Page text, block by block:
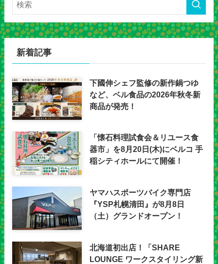
新着記事
下國伸シェフ監修の新作鍋つゆ
など、ベル食品の2026年秋冬新
商品が発売！
「懐石料理試食会＆リユース食
器市」を8月20日(木)にベルコ 手
稲シティホールにて開催！
ヤマハスポーツバイク専門店
『YSP札幌清田』が8月8日
（土）グランドオープン！
北海道初出店！「SHARE
LOUNGE ワークスタイリング新